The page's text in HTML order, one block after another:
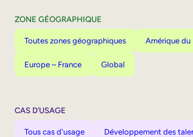
ZONE GÉOGRAPHIQUE
Toutes zones géographiques Amérique du
Europe – France Global
CAS D’USAGE
Tous cas d'usage Développement des